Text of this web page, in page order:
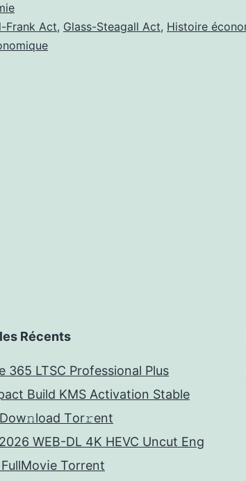
Frank Act, Glass-Steagall Act, Histoire
Récents
365 LTSC Professional Plus
Build KMS Activation Stable
Tоr𝚛ent
WEB-DL 4K HEVC Uncut Eng
Torrent